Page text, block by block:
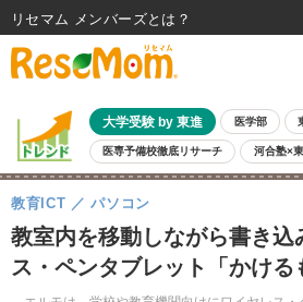
大学受験 by 東進 医学部
医専予備校徹底リサーチ 河合塾×
親子で考える大学選び 高校受験 中学受験
共通テスト 夏休み
8月開催イベント・WS 全国公立高校 過去問
自由研究教材（小学生向け） 自由研究教材（中学
教室内を移動しながら書き込
ス・ペンタブレット「かける
教育ICT パソコン
リセマム メンバーズ